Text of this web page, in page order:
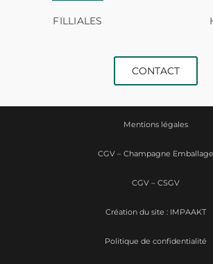
FILLIALES
CONTACT
Mentions légales
CGV – Champagne Emballage
CGV – CSGV
Politique de confidentialité
Création du site : IMPAAKT